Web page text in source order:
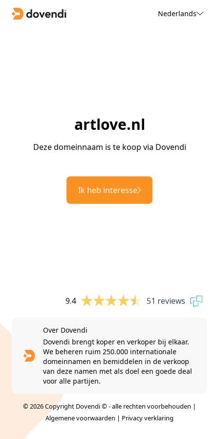
Nederlands
artlove.nl
Deze domeinnaam is te koop via Dovendi
Ik heb interesse
9.4 51 reviews
Over Dovendi
Dovendi brengt koper en verkoper bij elkaar.
We beheren ruim 250.000 internationale
domeinnamen en bemiddelen in de verkoop
van deze namen met als doel een goede deal
voor alle partijen.
© 2026 Copyright Dovendi © - alle rechten voorbehouden |
Algemene voorwaarden | Privacy verklaring